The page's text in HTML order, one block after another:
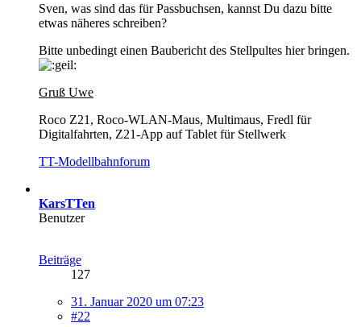
Sven, was sind das für Passbuchsen, kannst Du dazu bitte
etwas näheres schreiben?
Bitte unbedingt einen Baubericht des Stellpultes hier bringen.
Gruß Uwe
Roco Z21, Roco-WLAN-Maus, Multimaus, Fredl für
Digitalfahrten, Z21-App auf Tablet für Stellwerk
TT-Modellbahnforum
KarsTTen
Benutzer
Beiträge
127
31. Januar 2020 um 07:23
#22